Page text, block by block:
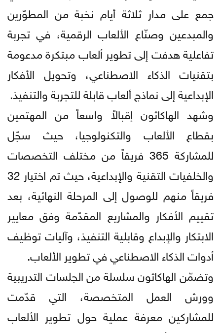
جمع على مدار ثلاثة أيام نخبة من المطوّرين
والمبدعين وصنّاع الألعاب الرقمية، في تجربة
تفاعلية هدفت إلى تطوير ألعاب مبتكرة مدعومة
بتقنيات الذكاء الاصطناعي، وتحويل الأفكار
الإبداعية إلى نماذج ألعاب قابلة للتجربة والتنفيذ.
وشهد الهاكاثون إقبالاً واسعاً من المهتمين
بقطاع الألعاب والتكنولوجيا، حيث سجّل
للمشاركة 365 فريقاً من مختلف التخصصات
والخلفيات التقنية والإبداعية، حيث تم اختيار 32
فريقاً منهم للوصول إلى المرحلة النهائية، بعد
تقييم الأفكار والمشاريع المقدّمة وفق معايير
الابتكار والإبداع وقابلية التنفيذ، وآليات توظيف
أدوات الذكاء الاصطناعي في تطوير الألعاب.
وتضمّن الهاكاثون سلسلة من الجلسات التدريبية
وورش العمل المتخصصة، التي قدّمت
للمشاركين معرفة عملية حول تطوير الألعاب